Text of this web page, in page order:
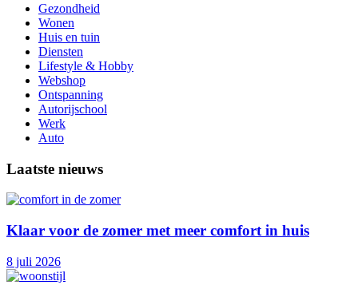
Gezondheid
Wonen
Huis en tuin
Diensten
Lifestyle & Hobby
Webshop
Ontspanning
Autorijschool
Werk
Auto
Laatste nieuws
Klaar voor de zomer met meer comfort in huis
8 juli 2026